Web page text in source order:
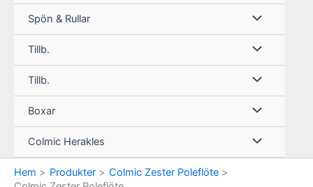
Spön & Rullar
Tillb.
Tillb.
Boxar
Colmic Herakles
Hem Produkter
Colmic Zester Poleflöte